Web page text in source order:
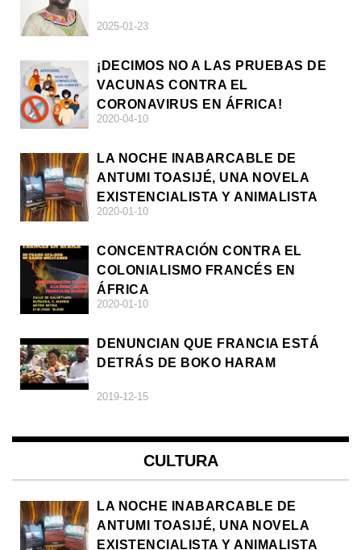
2025-01-23
¡DECIMOS NO A LAS PRUEBAS DE
VACUNAS CONTRA EL
CORONAVIRUS EN ÁFRICA!
2020-04-10
LA NOCHE INABARCABLE DE
ANTUMI TOASIJÉ, UNA NOVELA
EXISTENCIALISTA Y ANIMALISTA
2020-01-10
CONCENTRACIÓN CONTRA EL
COLONIALISMO FRANCÉS EN
ÁFRICA
2020-01-10
DENUNCIAN QUE FRANCIA ESTÁ
DETRÁS DE BOKO HARAM
2019-12-15
CULTURA
LA NOCHE INABARCABLE DE
ANTUMI TOASIJÉ, UNA NOVELA
EXISTENCIALISTA Y ANIMALISTA